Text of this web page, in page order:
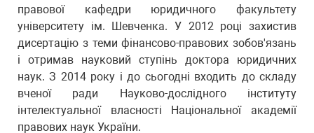
правової кафедри юридичного факультету
університету ім. Шевченка. У 2012 році захистив
дисертацію з теми фінансово-правових зобов'язань
і отримав науковий ступінь доктора юридичних
наук. З 2014 року і до сьогодні входить до складу
вченої ради Науково-дослідного інституту
інтелектуальної власності Національної академії
правових наук України.